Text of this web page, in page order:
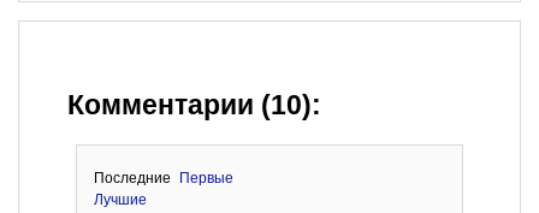
Комментарии (10):
Последние
Первые
Лучшие